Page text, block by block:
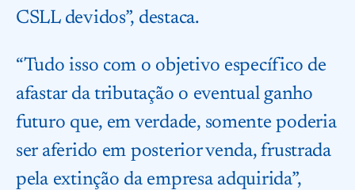
CSLL devidos”, destaca.
“Tudo isso com o objetivo específico de
afastar da tributação o eventual ganho
futuro que, em verdade, somente poderia
ser aferido em posterior venda, frustrada
pela extinção da empresa adquirida”,